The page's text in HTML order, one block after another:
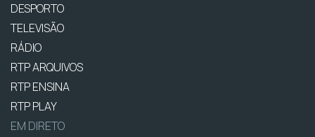
DESPORTO
TELEVISÃO
RÁDIO
RTP ARQUIVOS
RTP ENSINA
RTP PLAY
EM DIRETO